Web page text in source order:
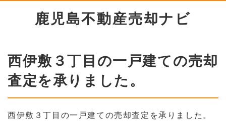
鹿児島不動産売却ナビ
西伊敷３丁目の一戸建ての売却
査定を承りました。
西伊敷３丁目の一戸建ての売却査定を承りました。